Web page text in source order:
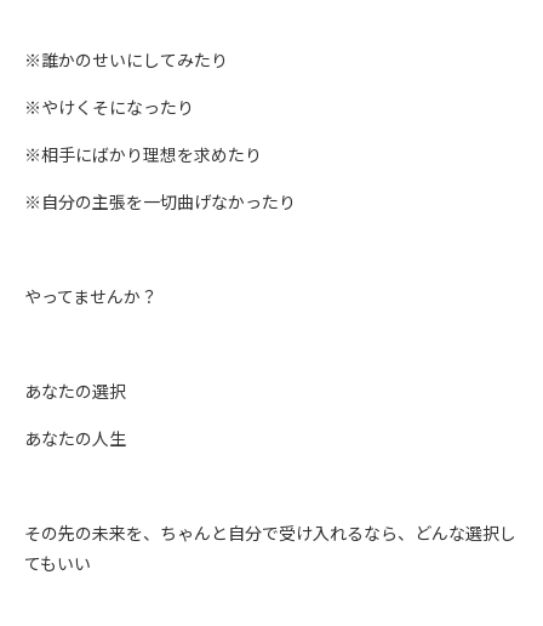
※誰かのせいにしてみたり
※やけくそになったり
※相手にばかり理想を求めたり
※自分の主張を一切曲げなかったり
やってませんか？
あなたの選択
あなたの人生
その先の未来を、ちゃんと自分で受け入れるなら、どんな選択し
てもいい